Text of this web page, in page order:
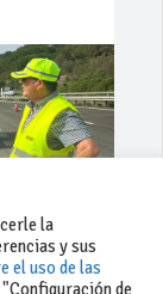
la
y sus
el uso de las
de